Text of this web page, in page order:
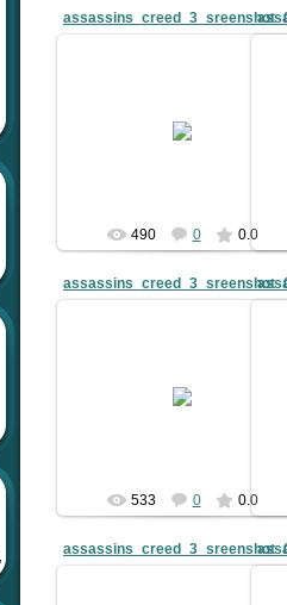
490 0 0.0
533 0 0.0